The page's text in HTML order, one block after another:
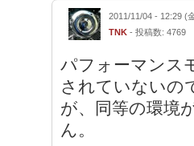
2011/11/04 - 12:29 (
TNK - 投稿数: 4769
パフォーマンス
されていないの
が、同等の環境
ん。